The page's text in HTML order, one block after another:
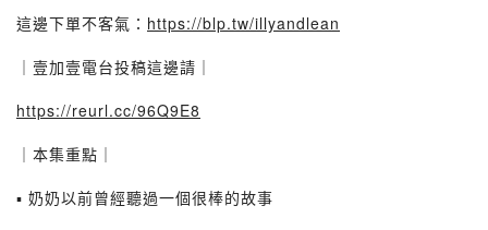
這邊下單不客氣： https://blp.tw/illyandlean
｜壹加壹電台投稿這邊請｜
https://reurl.cc/96Q9E8​
｜本集重點｜
▪ 奶奶以前曾經聽過一個很棒的故事